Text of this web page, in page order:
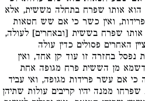
אותו שפרח בתחלה מששית, אלא
ואין כשר כי אם שש חטאות
שפרח בששית [ובאחרים] לעולה,
האחרים פסולים כדין עולה
בחזרה זו עוד קן אחד, ואין
מן הששית פרח מגופה אחת
אם עשר פרידות מגופה, ואי עביד
ממנה יהיו קריבים עולות שתיהן